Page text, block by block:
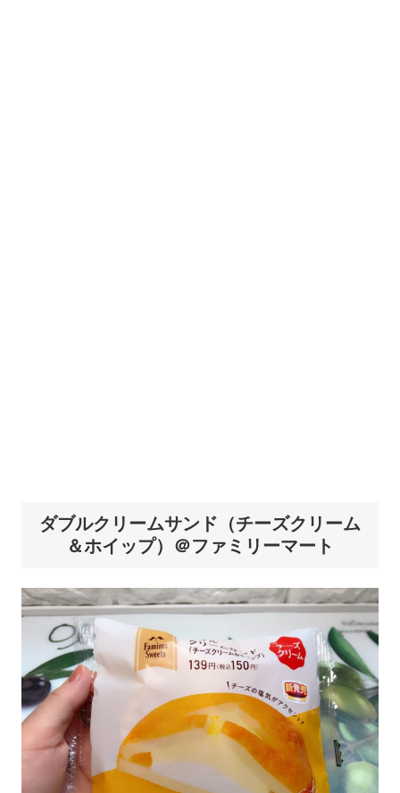
ダブルクリームサンド（チーズクリーム
＆ホイップ）＠ファミリーマート